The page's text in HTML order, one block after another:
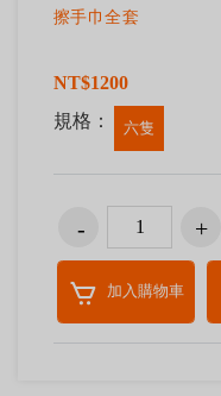
擦手巾全套
NT$1200
規格：
六隻
加入購物車